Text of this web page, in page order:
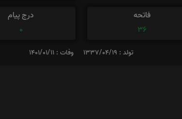
فاتحه
36
درج پیام
0
تولد : 1337/04/19 وفات : 1401/01/11